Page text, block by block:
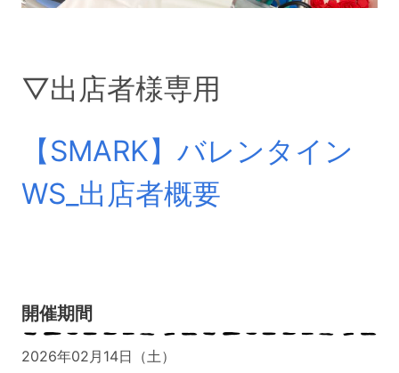
▽出店者様専用
【SMARK】バレンタイン
WS_出店者概要
開催期間
2026年02月14日（土）